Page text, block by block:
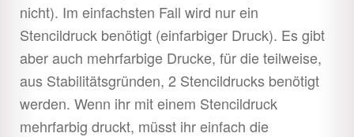
Spuckis
Sarg
Sticker
nicht). Im einfachsten Fall wird nur ein
Stencildruck benötigt (einfarbiger Druck). Es gibt
aber auch mehrfarbige Drucke, für die teilweise,
aus Stabilitätsgründen, 2 Stencildrucks benötigt
werden. Wenn ihr mit einem Stencildruck
mehrfarbig druckt, müsst ihr einfach die